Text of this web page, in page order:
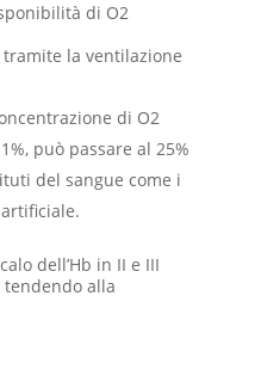
di O2
la ventilazione
di O2
può passare al 25%
del sangue come i
dell’Hb in II e III
alla